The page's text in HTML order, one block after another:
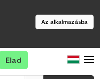
Az alkalmazásba
Elad